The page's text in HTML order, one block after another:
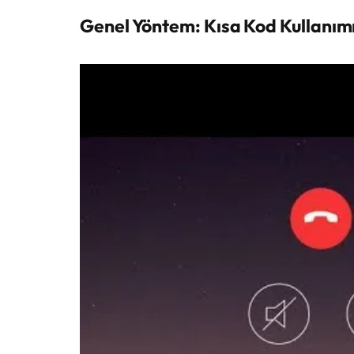
Genel Yöntem: Kısa Kod